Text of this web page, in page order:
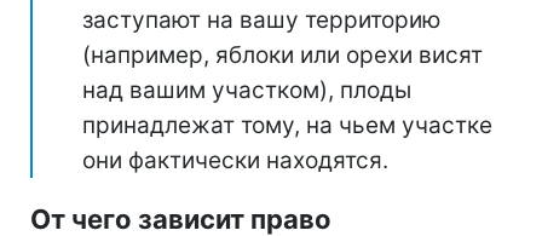
заступают на вашу территорию
(например, яблоки или орехи висят
над вашим участком), плоды
принадлежат тому, на чьем участке
они фактически находятся.
От чего зависит право